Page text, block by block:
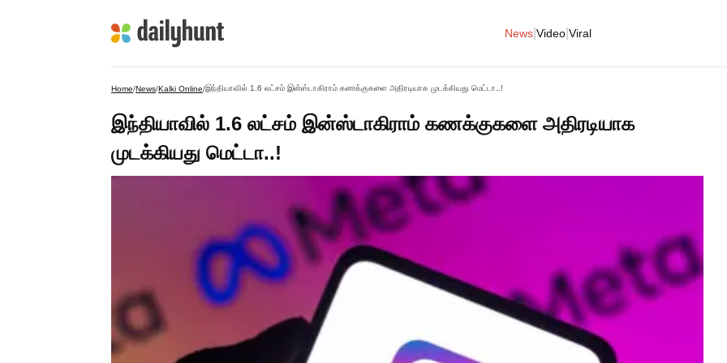
News Video Viral
Home/News/Kalki Online/இந்தியாவில் 1.6 லட்சம் இன்ஸ்டாகிராம் கணக்குகளை அதிரடியாக முடக்கியது மெட்டா..!
இந்தியாவில் 1.6 லட்சம் இன்ஸ்டாகிராம் கணக்குகளை அதிரடியாக
முடக்கியது மெட்டா..!